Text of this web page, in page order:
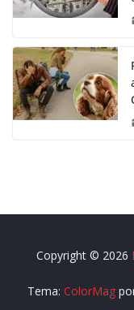
Copyright © 2026
Tema: ColorMag